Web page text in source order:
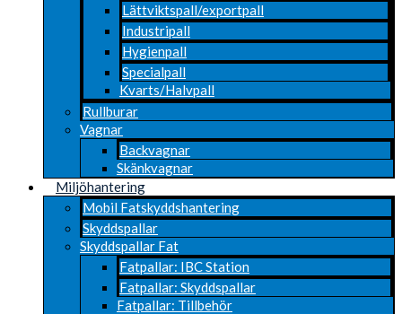
Lättviktspall/exportpall
Industripall
Hygienpall
Specialpall
Kvarts/Halvpall
Rullburar
Vagnar
Backvagnar
Skänkvagnar
Miljöhantering
Mobil Fatskyddshantering
Skyddspallar
Skyddspallar Fat
Fatpallar: IBC Station
Fatpallar: Skyddspallar
Fatpallar: Tillbehör